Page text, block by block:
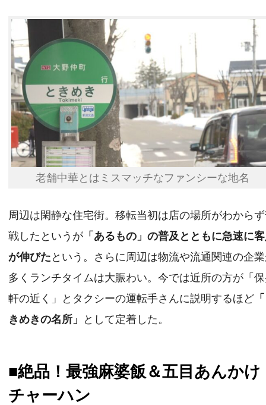
老舗中華とはミスマッチなファンシーな地名
周辺は閑静な住宅街。移転当初は店の場所がわから
戦したというが 「あるもの」の普及とともに急速に
が伸びた という。さらに周辺は物流や流通関連の企
多くランチタイムは大賑わい。今では近所の方が「
軒の近く」とタクシーの運転手さんに説明するほど
きめきの名所」
として定着した。
■絶品！最強麻婆飯＆五目あんかけ
チャーハン